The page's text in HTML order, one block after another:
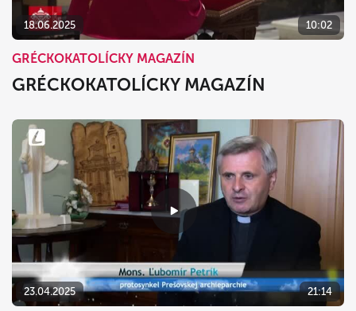
18.06.2025 10:02
GRÉCKOKATOLÍCKY MAGAZÍN
GRÉCKOKATOLÍCKY MAGAZÍN
23.04.2025 21:14